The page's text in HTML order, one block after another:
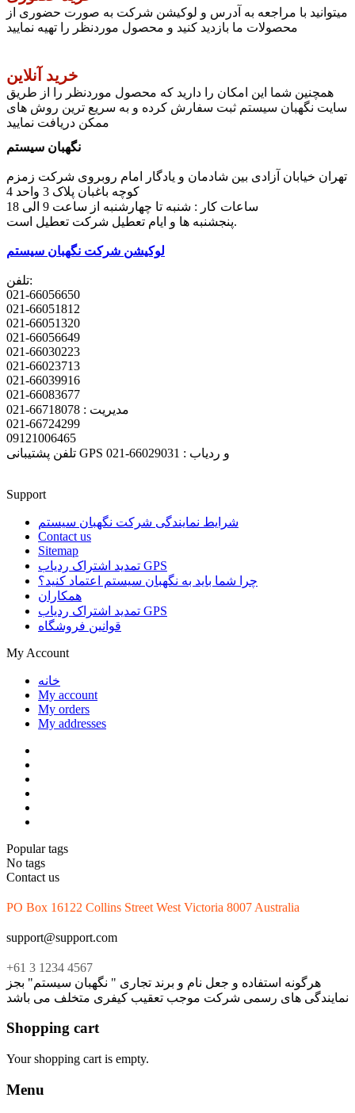
میتوانید با مراجعه به آدرس و لوکیشن شرکت به صورت حضوری از
محصولات ما بازدید کنید و محصول موردنظر را تهیه نمایید
خرید آنلاین
همچنین شما این امکان را دارید که محصول موردنظر را از طریق
سایت نگهبان سیستم ثبت سفارش کرده و به سریع ترین روش های
ممکن دریافت نمایید
نگهبان سیستم
تهران خیابان آزادی بین شادمان و یادگار امام روبروی شرکت زمزم
کوچه باغبان پلاک 3 واحد 4
پنجشنبه ها و ایام تعطیل شرکت تعطیل است.
لوکیشن شرکت نگهبان سیستم
تلفن:
021-66056650
021-66051812
021-66051320
021-66056649
021-66030223
021-66023713
021-66039916
021-66083677
مدیریت : 66718078-021
021-66724299
09121006465
تلفن پشتیبانی GPS و ردیاب : 66029031-021
Support
شرایط نمایندگی شرکت نگهبان سیستم
Contact us
Sitemap
تمدید اشتراک ردیاب GPS
چرا شما باید به نگهبان سیستم اعتماد کنید؟
همکاران
تمدید اشتراک ردیاب GPS
قوانین فروشگاه
My Account
خانه
My account
My orders
My addresses
Popular tags
No tags
Contact us
PO Box 16122 Collins Street West Victoria 8007 Australia
support@support.com
+61 3 1234 4567
هرگونه استفاده و جعل نام و برند تجاری " نگهبان سیستم" بجز
نمایندگی های رسمی شرکت موجب تعقیب کیفری متخلف می باشد
Shopping cart
Your shopping cart is empty.
Menu